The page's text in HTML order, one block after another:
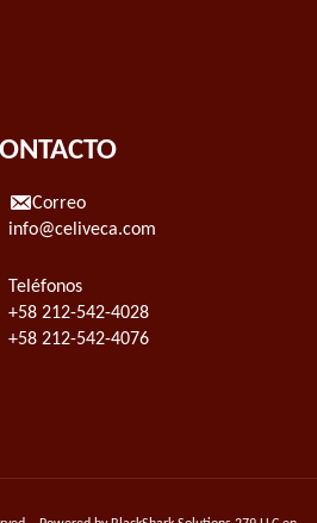
Correo
info@celiveca.com
Teléfonos
+58 212-542-4028
+58 212-542-4076